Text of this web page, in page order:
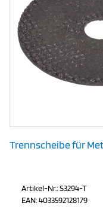
Trennscheibe für
Artikel-Nr.: S3294-T
EAN: 4033592128179